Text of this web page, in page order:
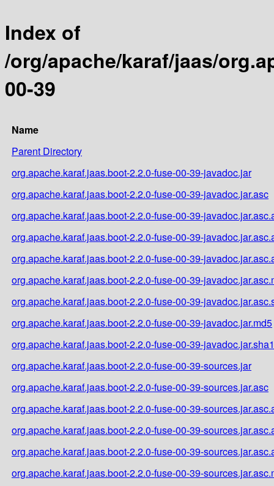
Index of
/org/apache/karaf/jaas/
00-39
Name
Parent Directory
org.apache.karaf.jaas.boot-2.2.0-fuse-00-39-javadoc.jar
org.apache.karaf.jaas.boot-2.2.0-fuse-00-39-javadoc.jar.asc
org.apache.karaf.jaas.boot-2.2.0-fuse-00-39-
org.apache.karaf.jaas.boot-2.2.0-fuse-00-39-
org.apache.karaf.jaas.boot-2.2.0-fuse-00-39-
org.apache.karaf.jaas.boot-2.2.0-fuse-00-39-
org.apache.karaf.jaas.boot-2.2.0-fuse-00-39-
org.apache.karaf.jaas.boot-2.2.0-fuse-00-39-javadoc.jar.md5
org.apache.karaf.jaas.boot-2.2.0-fuse-00-39-javadoc.jar.sha1
org.apache.karaf.jaas.boot-2.2.0-fuse-00-39-sources.jar
org.apache.karaf.jaas.boot-2.2.0-fuse-00-39-sources.jar.asc
org.apache.karaf.jaas.boot-2.2.0-fuse-00-39-
org.apache.karaf.jaas.boot-2.2.0-fuse-00-39-
org.apache.karaf.jaas.boot-2.2.0-fuse-00-39-
org.apache.karaf.jaas.boot-2.2.0-fuse-00-39-